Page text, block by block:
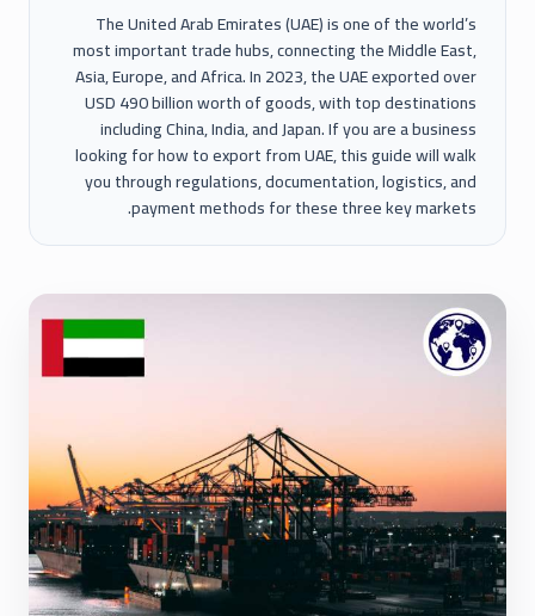
The United Arab Emirates (UAE) is one of the world’s
most important trade hubs, connecting the Middle East,
Asia, Europe, and Africa. In 2023, the UAE exported over
USD 490 billion worth of goods, with top destinations
including China, India, and Japan. If you are a business
looking for how to export from UAE, this guide will walk
you through regulations, documentation, logistics, and
payment methods for these three key markets.